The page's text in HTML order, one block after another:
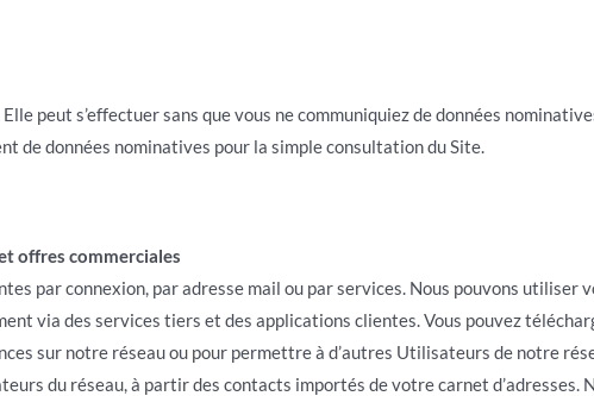
peut s’effectuer sans que vous ne communiquiez de données
de données nominatives pour la simple consultation du Site.
offres commerciales
par connexion, par adresse mail ou par services. Nous pouvons utiliser
via des services tiers et des applications clientes. Vous pouvez
sur notre réseau ou pour permettre à d’autres Utilisateurs de notre
du réseau, à partir des contacts importés de votre carnet d’adresses.